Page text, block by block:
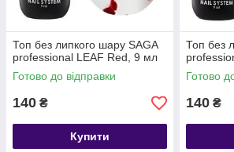
Топ без липкого шару SAGA
professional LEAF Red, 9 мл
Готово до відправки
140 ₴
Купити
Топ без
Готово
140 ₴